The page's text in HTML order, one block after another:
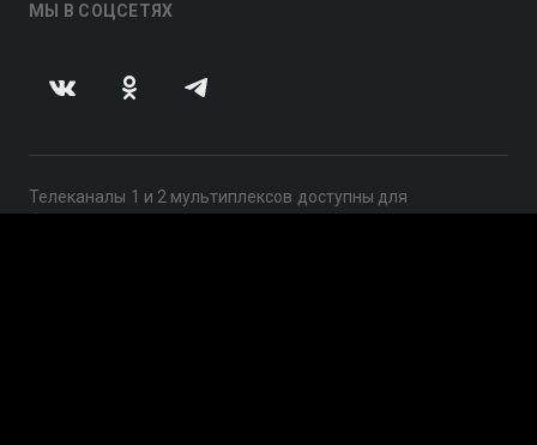
МЫ В СОЦСЕТЯХ
Телеканалы 1 и 2 мультиплексов доступны для